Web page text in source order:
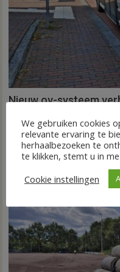
Nieuw ov-systeem
6 augustus 2026 Wim de
HARDENBERG – Eind
van buurtbussen het
We gebruiken cookies
relevante ervaring te
herhaalbezoeken te
te klikken, stemt u in
Cookie instellingen